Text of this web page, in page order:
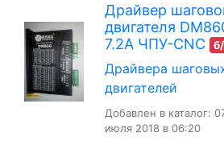
Драйвер
двигателя
7.2A ЧПУ-CNC
Драйвера
двигателей
Добавлен в каталог:
июля 2018 в 06:20